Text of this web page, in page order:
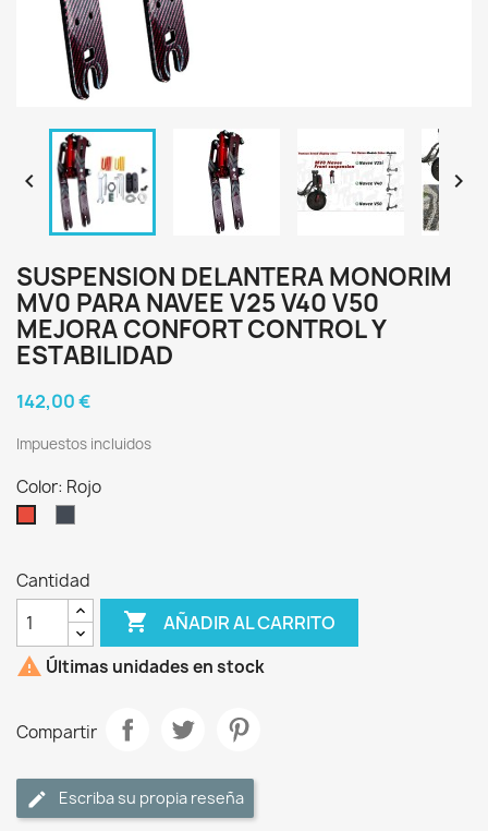
 
SUSPENSION DELANTERA MONORIM
MV0 PARA NAVEE V25 V40 V50
MEJORA CONFORT CONTROL Y
ESTABILIDAD
142,00 €
Impuestos incluidos
Color: Rojo
Cantidad
 AÑADIR AL CARRITO
 Últimas unidades en stock
Compartir
Escriba su propia reseña